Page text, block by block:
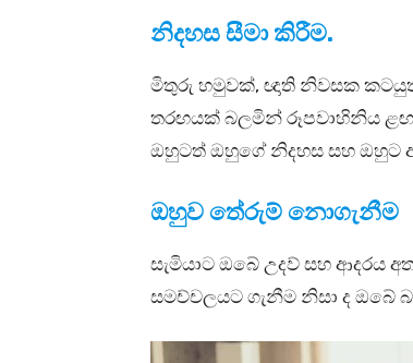
නිදහස සීමා කිරීම.
මිතුරු හමුවක්, ඥාති නිවසක
තරඟයක් බලමින් රූපවාහිනිය ළඟ
ඔහුටත් ඔහුගේ නිදහස සහ ඔහුට
ඔහුව තේරුම් නොගැනීම
සැමියාට ඔබේ උදව් සහ ආදරය
සමච්චලයට ගැනීම නිසා ද ඔබේ